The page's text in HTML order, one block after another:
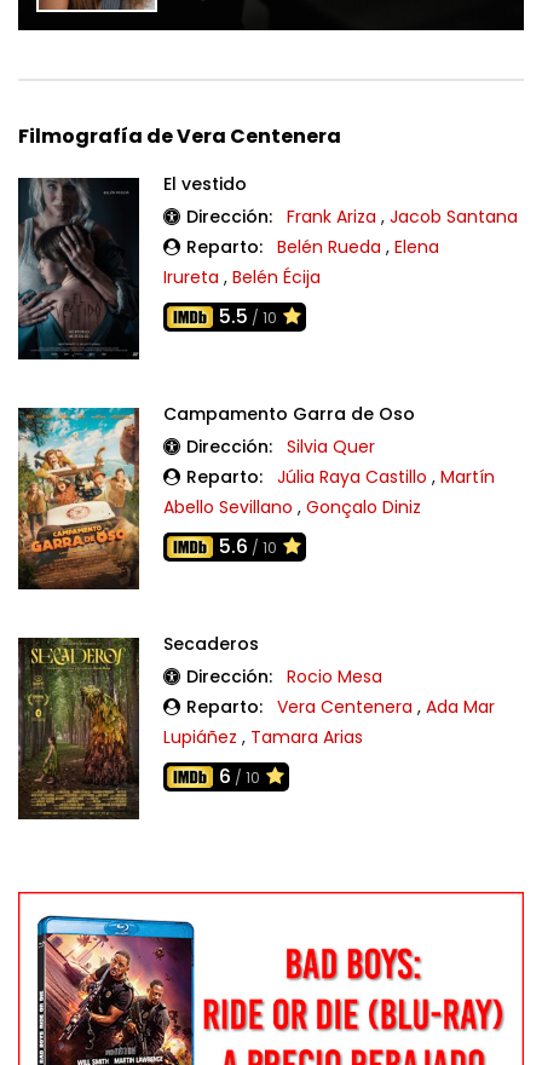
Filmografía de Vera Centenera
El vestido
Dirección: Frank Ariza , Jacob Santana
Reparto: Belén Rueda , Elena
Irureta , Belén Écija
5.5 / 10
Campamento Garra de Oso
Dirección: Silvia Quer
Reparto: Júlia Raya Castillo , Martín
Abello Sevillano , Gonçalo Diniz
5.6 / 10
Secaderos
Dirección: Rocio Mesa
Reparto: Vera Centenera , Ada Mar
Lupiáñez , Tamara Arias
6 / 10